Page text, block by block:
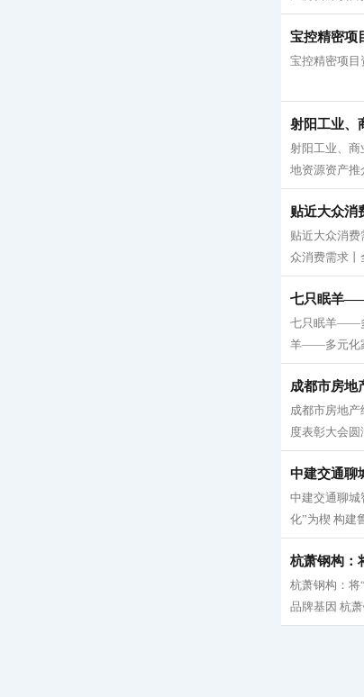
宝控精密项
宝控精密项目
射阳工业、
射阳工业、商
地资源资产推
贴近大众消
贴近大众消
众消费需求丨
七只眠羊
七只眠羊——
羊——多元化
成都市房地
成都市房地
度表彰大会
中建交通聊
中建交通聊城
化”为楔 构建
杭萧钢构：
杭萧钢构：将
品牌基因 杭